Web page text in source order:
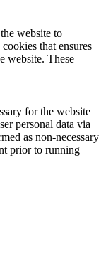
website to
that ensures
website. These
for the website
personal data via
as non-necessary
prior to running